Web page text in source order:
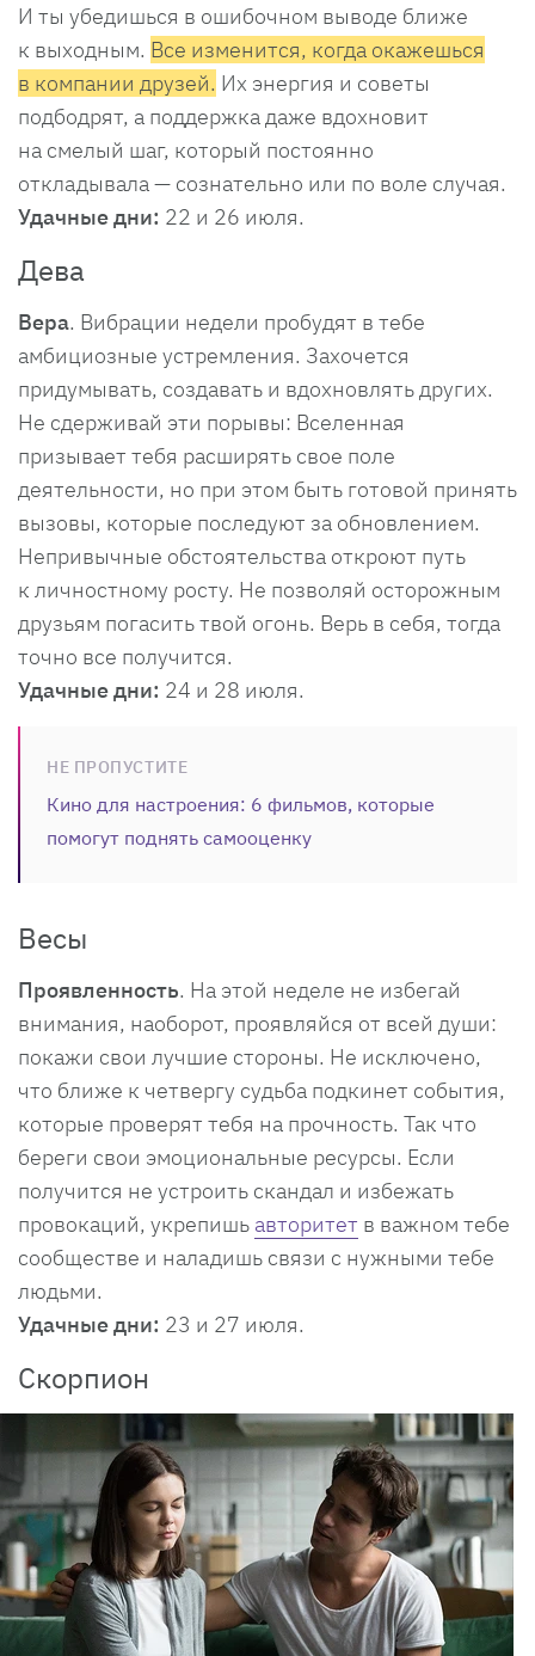
И ты убедишься в ошибочном выводе ближе
к выходным. Все изменится, когда окажешься
в компании друзей. Их энергия и советы
подбодрят, а поддержка даже вдохновит
на смелый шаг, который постоянно
откладывала — сознательно или по воле случая.
Удачные дни: 22 и 26 июля.
Дева
Вера. Вибрации недели пробудят в тебе
амбициозные устремления. Захочется
придумывать, создавать и вдохновлять других.
Не сдерживай эти порывы: Вселенная
призывает тебя расширять свое поле
деятельности, но при этом быть готовой принять
вызовы, которые последуют за обновлением.
Непривычные обстоятельства откроют путь
к личностному росту. Не позволяй осторожным
друзьям погасить твой огонь. Верь в себя, тогда
точно все получится.
Удачные дни: 24 и 28 июля.
НЕ ПРОПУСТИТЕ
Кино для настроения: 6 фильмов, которые
помогут поднять самооценку
Весы
Проявленность. На этой неделе не избегай
внимания, наоборот, проявляйся от всей души:
покажи свои лучшие стороны. Не исключено,
что ближе к четвергу судьба подкинет события,
которые проверят тебя на прочность. Так что
береги свои эмоциональные ресурсы. Если
получится не устроить скандал и избежать
провокаций, укрепишь авторитет в важном тебе
сообществе и наладишь связи с нужными тебе
людьми.
Удачные дни: 23 и 27 июля.
Скорпион